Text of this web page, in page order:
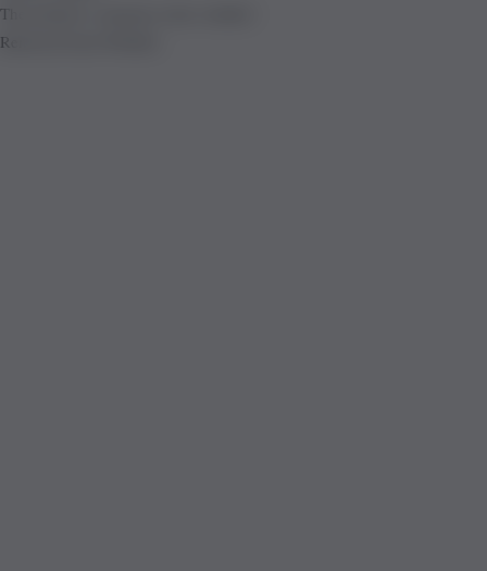
The product is already in the wishlist!
Removed from Wishlist